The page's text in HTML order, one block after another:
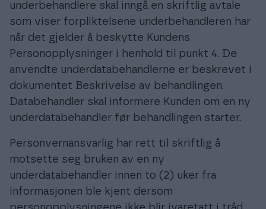
underbehandlere skal inngå en skriftlig avtale
som viser forpliktelsene underbehandleren har
når det gjelder å beskytte Kundens
Personopplysninger i henhold til punkt 4. De
anvendte underdatabehandlerne er beskrevet i
dokumentet Beskrivelse av behandlingen.
Databehandler skal informere Kunden om en ny
underdatabehandler før behandlingen starter.
Personvernansvarlig har rett til skriftlig å
motsette seg bruken av en ny
underdatabehandler innen to (2) uker fra
informasjonen ble kjent dersom